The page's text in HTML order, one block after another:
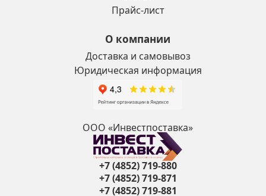
Прайс-лист
О компании
Доставка и самовывоз
Юридическая информация
ООО «Инвестпоставка»
+7 (4852) 719-880
+7 (4852) 719-871
+7 (4852) 719-881